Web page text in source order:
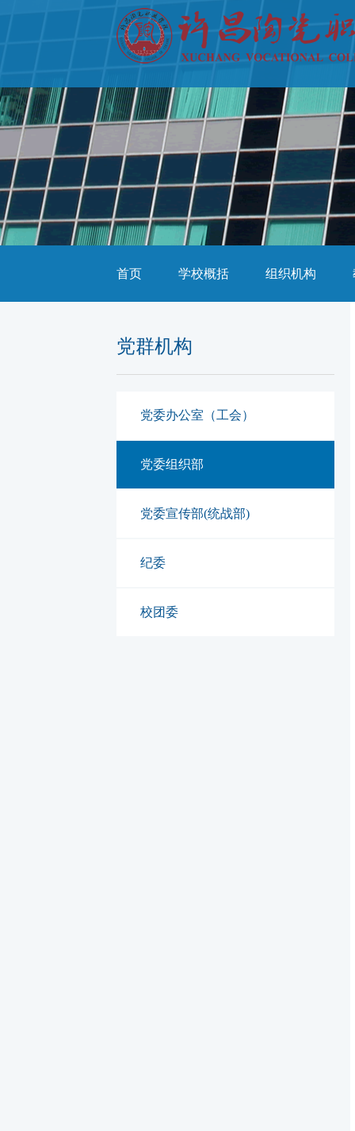
首页 学校概括 组织机构
党群机构
党委办公室（工会）
党委组织部
党委宣传部(统战部)
纪委
校团委